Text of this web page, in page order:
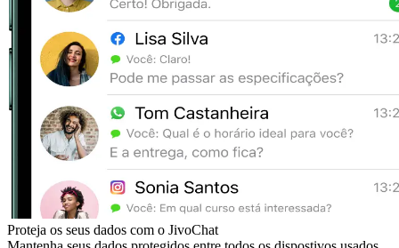
Proteja os seus dados com o JivoChat